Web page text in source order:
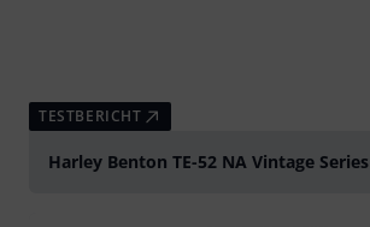
TESTBERICHT
Harley Benton TE-52 NA Vintage Series